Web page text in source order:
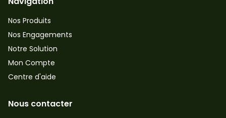
Nos Produits
Nos Engagements
Notre Solution
Mon Compte
Centre d'aide
Nous contacter